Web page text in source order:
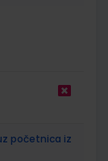
početnica iz